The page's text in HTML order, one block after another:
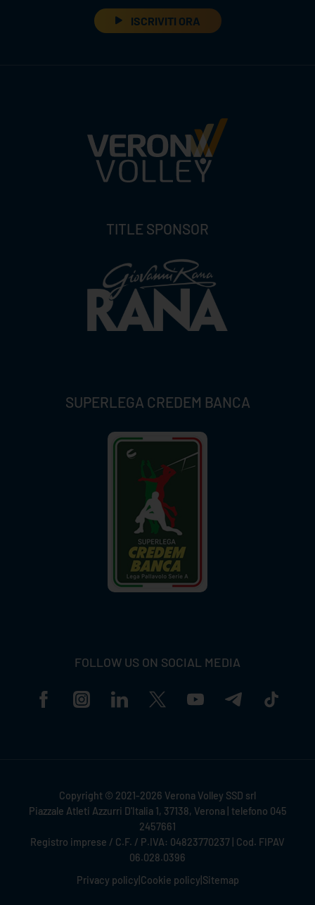
ISCRIVITI ORA
TITLE SPONSOR
SUPERLEGA CREDEM BANCA
FOLLOW US ON SOCIAL MEDIA
Copyright © 2021-2026 Verona Volley SSD srl
Piazzale Atleti Azzurri D'Italia 1, 37138, Verona | telefono 045
2457661
Registro imprese / C.F. / P.IVA: 04823770237 | Cod. FIPAV
06.028.0396
Privacy policy Cookie policy Sitemap